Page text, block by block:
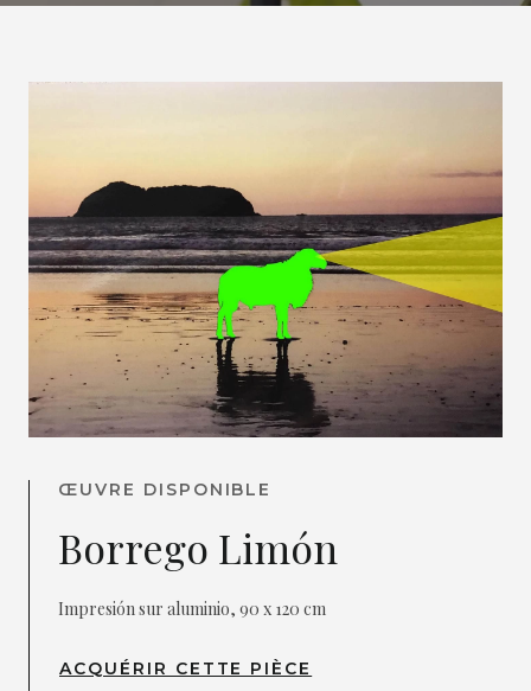
ŒUVRE DISPONIBLE
Borrego Limón
Impresión sur aluminio, 90 x 120 cm
ACQUÉRIR CETTE PIÈCE